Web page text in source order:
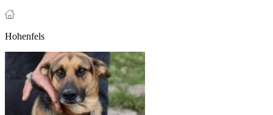
Hohenfels